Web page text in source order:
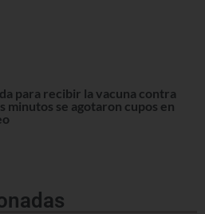
para recibir la vacuna contra
minutos se agotaron cupos en